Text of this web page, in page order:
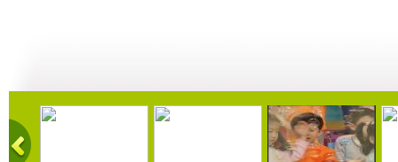
02:40 03:22 00:00